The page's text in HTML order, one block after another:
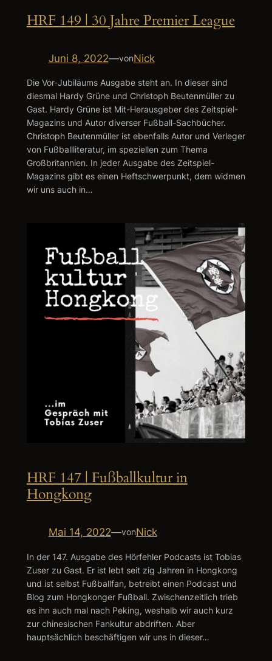
HRF 149 | 30 Jahre Premier League
Juni 8, 2022—vonNick
Die Vor-Jubiläums Ausgabe steht an. In dieser sind
diesmal Hardy Grüne und Christoph Beutenmüller zu
Gast. Hardy Grüne ist Mit-Herausgeber des Zeitspiel-
Magazins und Autor diverser Fußball-Sachbücher.
Christoph Beutenmüller ist ebenfalls Autor und Verleger
von Fußballliteratur, im speziellen zum Thema
Großbritannien. In jeder Ausgabe des Zeitspiel-
Magazins gibt es einen Heftschwerpunkt, dem widmen
wir uns auch in…
HRF 147 | Fußballkultur in
Hongkong
Mai 14, 2022—vonNick
In der 147. Ausgabe des Hörfehler Podcasts ist Tobias
Zuser zu Gast. Er ist lebt seit zig Jahren in Hongkong
und ist selbst Fußballfan, betreibt einen Podcast und
Blog zum Hongkonger Fußball. Zwischenzeitlich trieb
es ihn auch mal nach Peking, weshalb wir auch kurz
zur chinesischen Fankultur abdriften. Aber
hauptsächlich beschäftigen wir uns in dieser…